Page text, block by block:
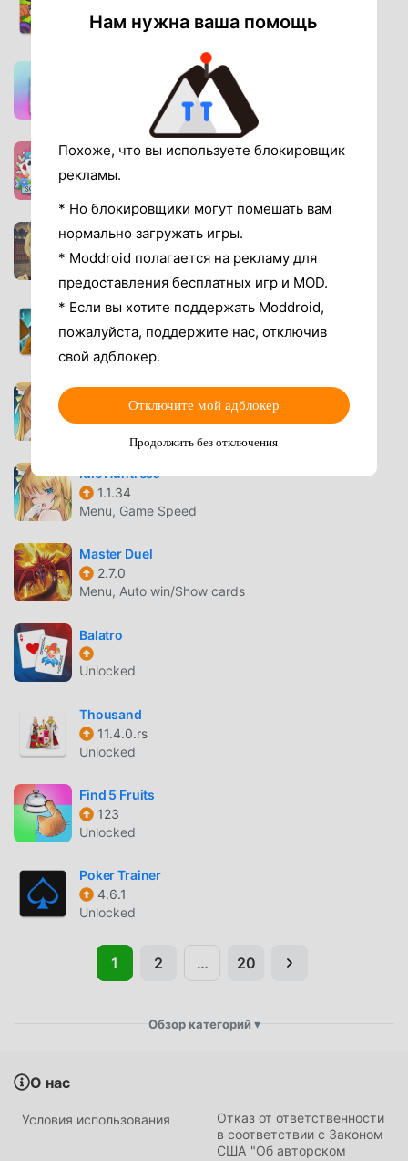
Unlimited money
Menu/Speed Hack
SolitaireFarm
1.12.117
Otogi
1.0.130
Aftermagic
3.16.21
Unlocked
1.2.76
Idle Huntress
1.1.34
Menu, Game Speed
Master Duel
2.7.0
Menu, Auto win/Show cards
Balatro
Unlocked
Thousand
11.4.0.rs
Unlocked
Find 5 Fruits
123
Unlocked
Poker Trainer
4.6.1
Unlocked
1 2 … 20
Обзор категорий▾
Board
О нас
Условия использования
Отказ от ответственности
в соответствии с Законом
США "Об авторском
Нам нужна ваша помощь
Похоже, что вы используете блокировщик
рекламы.
* Но блокировщики могут помешать вам
нормально загружать игры.
* Moddroid полагается на рекламу для
предоставления бесплатных игр и MOD.
* Если вы хотите поддержать Moddroid,
пожалуйста, поддержите нас, отключив
свой адблокер.
Отключите мой адблокер
Продолжить без отключения